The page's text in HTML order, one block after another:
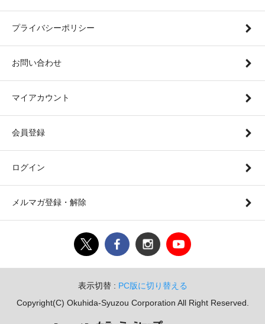
プライバシーポリシー
お問い合わせ
マイアカウント
会員登録
ログイン
メルマガ登録・解除
表示切替 : PC版に切り替える
Copyright(C) Okuhida-Syuzou Corporation All Right Reserved.